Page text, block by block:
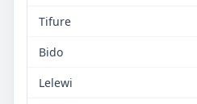
Tifure
Bido
Lelewi